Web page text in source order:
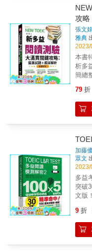
增強
Part
能快
破解
「題
類攻
目解
式」
擬測
後，
就是
身
己
「診
與弱
可以
用「
力！
音，
聆聽
碟
介紹
以下
習。
在四
當中
習，
習擅
對率
題型
服所
答對
是
分鐘
滿分
掌
必勝
深入
習題
內容
語」
果！
讀
所學
考試
著於
最
句」
類型
案的
擇了
新題
題...
果無
以上
疑惑
和解
&
免費
動學
英語
地：
準，
&& &
習題
聽、
3.文
學習
力和
好基
有信
檢定
讀基
題目
子成
◉ 閱
目這
有
態？
引導
態、
消除
變都
很多
於：
讀、
勤練
間，
who
人
名詞
「
態表
輔老
益滿
X「解
王」
「考
題
目，
強多
王」
潤之
的洗
模王
識精
考多
「多
擬多
官思
禮、
﨑潤
王」
出題
真的閱讀模
思
模擬
攻略
張文娟
雅典
2023/
本書
析多
簡總
匯整
範例
進
益是
要衷
門檻
這本
習與
與掃
空手
精力
可以
相
聽力
析》
79 折
加藤
眾文
2023/
多益
突破
文版
題趨
益名
多
9 折